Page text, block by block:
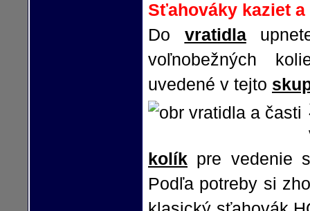
Sťahováky kaziet
Do vratidla
voľnobežných
uvedené v tejto
kolík pre vedenie
Podľa potreby si